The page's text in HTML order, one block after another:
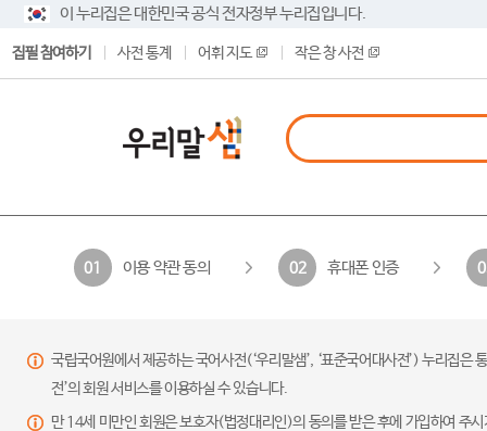
이 누리집은 대한민국 공식 전자정부 누리집입니다.
집필 참여하기 사전 통계 어휘 지도 작은 창 사전
01 이용 약관 동의 02 휴대폰 인증
국립국어원에서 제공하는 국어사전(‘우리말샘’, ‘표준국어대사전’) 누리집
전’의 회원 서비스를 이용하실 수 있습니다.
만 14세 미만인 회원은 보호자(법정대리인)의 동의를 받은 후에 가입하여 주